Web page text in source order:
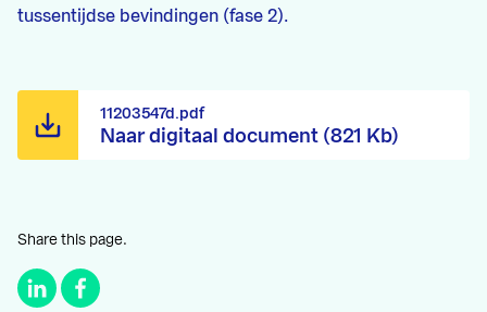
tussentijdse bevindingen (fase 2).
Naar digitaal document (821 Kb)
11203547d.pdf
Share this page.